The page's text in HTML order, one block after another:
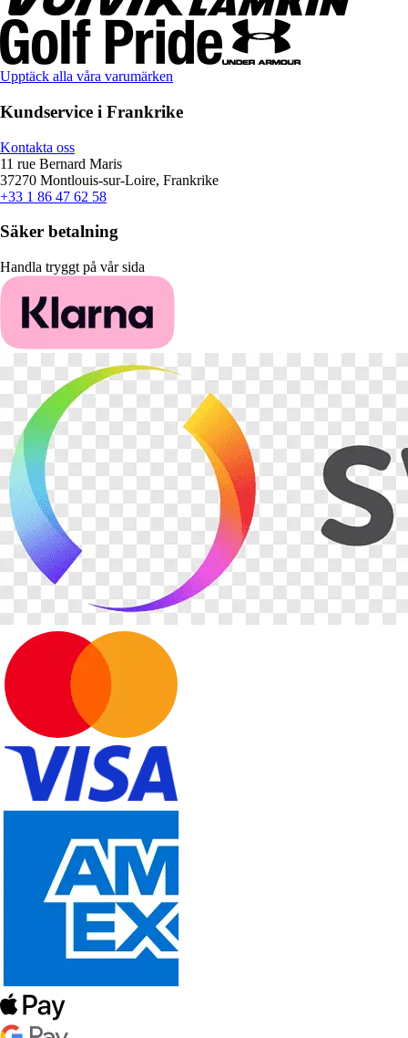
Upptäck alla våra varumärken
Kundservice i Frankrike
Kontakta oss
11 rue Bernard Maris
37270 Montlouis-sur-Loire, Frankrike
+33 1 86 47 62 58
Säker betalning
Handla tryggt på vår sida